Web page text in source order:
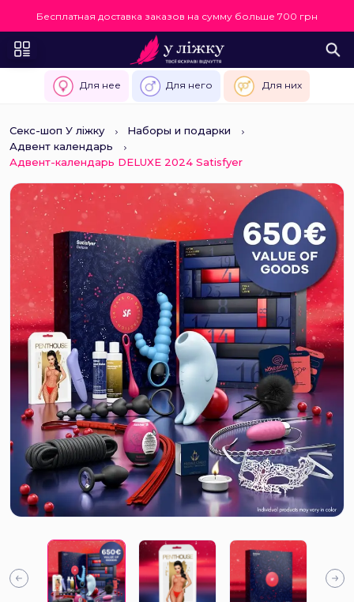
Бесплатная доставка заказов на сумму больше 700 грн
Для нее Для него Для них
Секс-шоп У ліжку
Наборы и подарки
Адвент календарь
Адвент-календарь DELUXE 2024 Satisfyer